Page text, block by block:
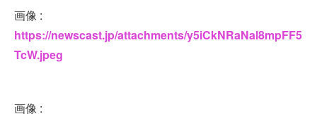
画像 :
https://newscast.jp/attachments/y5iCkNRaNal8mpFF5
TcW.jpeg
画像 :